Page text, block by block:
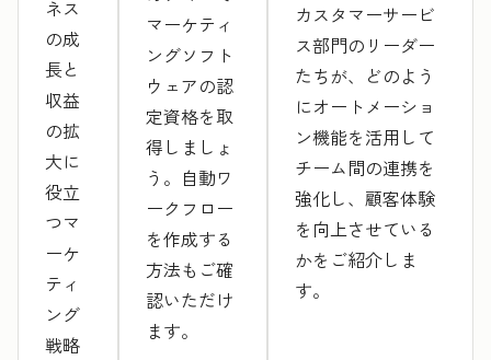
ネス
の成
長と
収益
の拡
大に
役立
つマ
ーケ
ティ
ング
戦略
マーケティ
ングソフト
ウェアの認
定資格を取
得しましょ
う。自動ワ
ークフロー
を作成する
方法もご確
認いただけ
ます。
カスタマーサービ
ス部門のリーダー
たちが、どのよう
にオートメーショ
ン機能を活用して
チーム間の連携を
強化し、顧客体験
を向上させている
かをご紹介しま
す。